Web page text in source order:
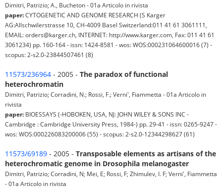
Dimitri, Patrizio; A., Bucheton - 01a Articolo in rivista
paper:CYTOGENETIC AND GENOME RESEARCH (S Karger
AG:Allschwilerstrasse 10, CH-4009 Basel Switzerland:011 41 61 3061111,
EMAIL: orders@karger.ch, INTERNET: http://www.karger.com, Fax: 011 41 61
3061234) pp. 160-164 - issn: 1424-8581 - wos: WOS:000231064600016 (7) -
scopus: 2-s2.0-23844507461 (8)
11573/236964 - 2005 - The paradox of functional
heterochromatin
Dimitri, Patrizio; Corradini, N.; Rossi, F.; Verni', Fiammetta - 01a Articolo in
rivista
paper: BIOESSAYS (-HOBOKEN, USA, NJ: JOHN WILEY & SONS INC -
Cambridge : Cambridge University Press, 1984-) pp. 29-41 - issn: 0265-9247 -
wos: WOS:000226083200006 (55) - scopus: 2-s2.0-12344298627 (61)
11573/69189 - 2005 - Transposable elements as artisans of the
heterochromatic genome in Drosophila melanogaster
Dimitri, Patrizio; Corradini, N; Mei, E; Rossi, F; Zhimulev, I. F; Verni', Fiammetta
- 01a Articolo in rivista